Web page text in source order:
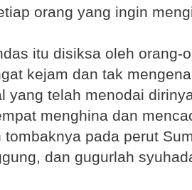
orang yang ingin
itu disiksa oleh orang-
kejam dan tak
yang telah menodai
menghina dan
tombaknya pada perut
dan gugurlah